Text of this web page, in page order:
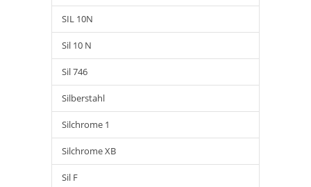
SIL 10N
Sil 10 N
Sil 746
Silberstahl
Silchrome 1
Silchrome XB
Sil F